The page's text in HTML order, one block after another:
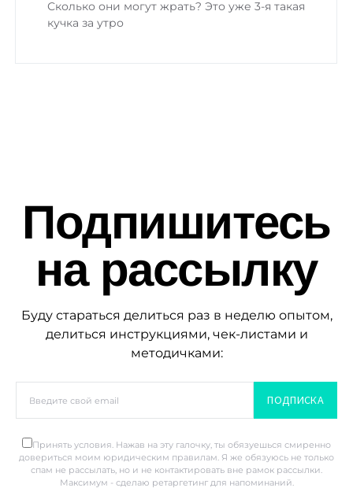
Сколько они могут жрать? Это уже 3-я такая
кучка за утро
Подпишитесь
на рассылку
Буду стараться делиться раз в неделю опытом,
делиться инструкциями, чек-листами и
методичками:
ПОДПИСКА
Принять условия. Нажав на эту галочку, ты обязуешься смиренно
довериться моим юридическим правилам. Я же обязуюсь не только
спам не рассылать, но и не контактировать вне рамок рассылки.
Максимум - сделаю ретаргетинг для напоминаний.